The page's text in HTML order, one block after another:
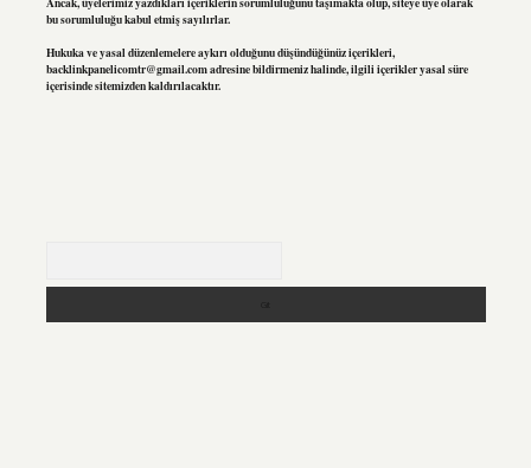
bu sorumluluğu kabul etmiş sayılırlar.
Hukuka ve yasal düzenlemelere aykırı olduğunu düşündüğünüz içerikleri,
backlinkpanelicomtr@gmail.comadresine bildirmeniz halinde, ilgili içerikler yasal süre
içerisinde sitemizden kaldırılacaktır.